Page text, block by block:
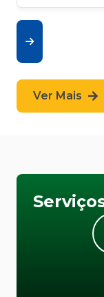
Ver Mais